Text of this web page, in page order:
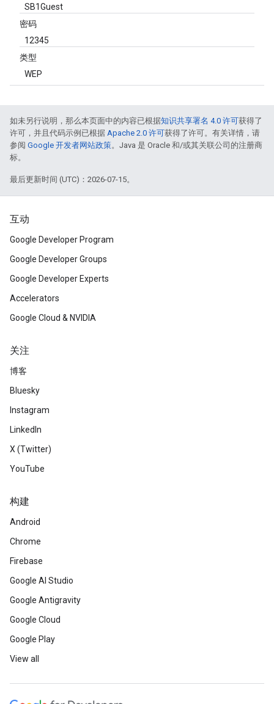
SB1Guest
密码
12345
类型
WEP
如未另行说明，那么本页面中的内容已根据知识共享署名 4.0 许可获得了
许可，并且代码示例已根据 Apache 2.0 许可获得了许可。有关详情，请
参阅 Google 开发者网站政策。Java 是 Oracle 和/或其关联公司的注册商
标。
最后更新时间 (UTC)：2026-07-15。
互动
Google Developer Program
Google Developer Groups
Google Developer Experts
Accelerators
Google Cloud & NVIDIA
关注
博客
Bluesky
Instagram
LinkedIn
X (Twitter)
YouTube
构建
Android
Chrome
Firebase
Google AI Studio
Google Antigravity
Google Cloud
Google Play
View all